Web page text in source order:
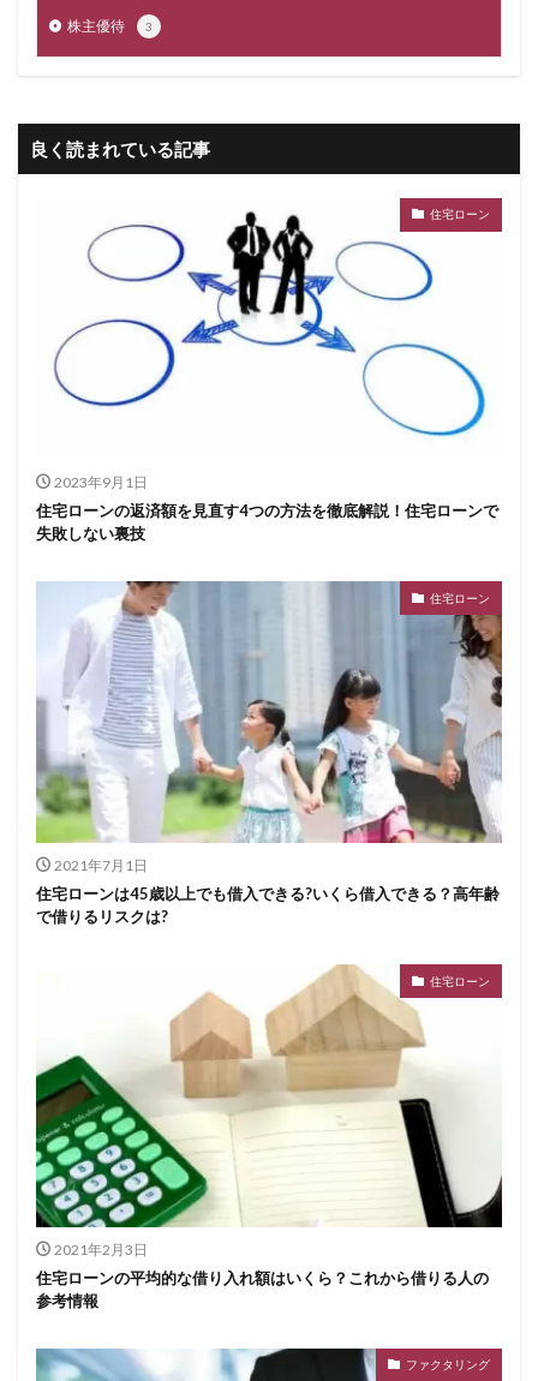
株主優待 3
良く読まれている記事
住宅ローン
2023年9月1日
住宅ローンの返済額を見直す4つの方法を徹底解説！住宅ローンで
失敗しない裏技
住宅ローン
2021年7月1日
住宅ローンは45歳以上でも借入できる?いくら借入できる？高年齢
で借りるリスクは?
住宅ローン
2021年2月3日
住宅ローンの平均的な借り入れ額はいくら？これから借りる人の
参考情報
ファクタリング